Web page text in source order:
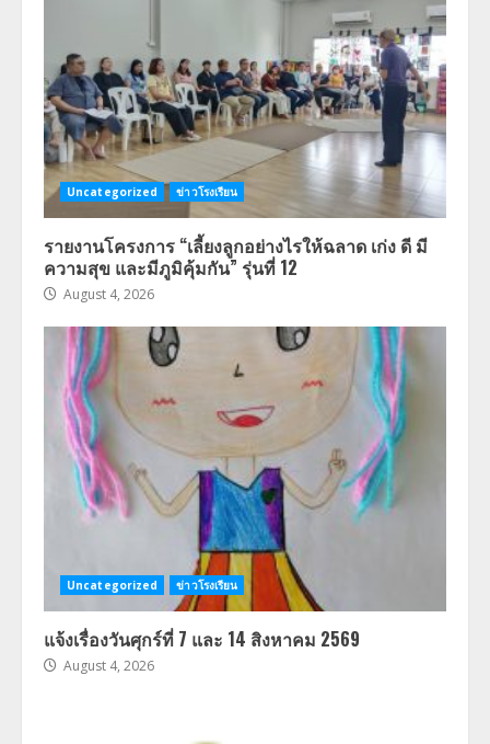
Uncategorized ข่าวโรงเรียน
รายงานโครงการ “เลี้ยงลูกอย่างไรให้ฉลาด เก่ง ดี มี
ความสุข และมีภูมิคุ้มกัน” รุ่นที่ 12
August 4, 2026
Uncategorized ข่าวโรงเรียน
แจ้งเรื่องวันศุกร์ที่ 7 และ 14 สิงหาคม 2569
August 4, 2026